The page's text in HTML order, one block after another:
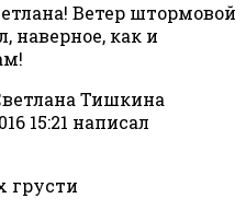
Ветер штормовой
наверное, как и
15:21 написал
грусти